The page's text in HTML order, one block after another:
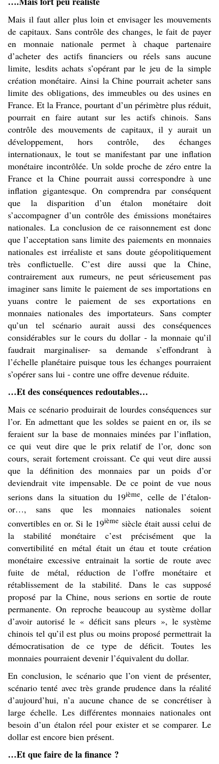
Mais il faut aller plus loin et envisager les mouvements
de capitaux. Sans contrôle des changes, le fait de payer
en monnaie nationale permet à chaque partenaire
d’acheter des actifs financiers ou réels sans aucune
limite, lesdits achats s’opérant par le jeu de la simple
création monétaire. Ainsi la Chine pourrait acheter sans
limite des obligations, des immeubles ou des usines en
France. Et la France, pourtant d’un périmètre plus réduit,
pourrait en faire autant sur les actifs chinois. Sans
contrôle des mouvements de capitaux, il y aurait un
développement, hors contrôle, des échanges
internationaux, le tout se manifestant par une inflation
monétaire incontrôlée. Un solde proche de zéro entre la
France et la Chine pourrait aussi correspondre à une
inflation gigantesque. On comprendra par conséquent
que la disparition d’un étalon monétaire doit
s’accompagner d’un contrôle des émissions monétaires
nationales. La conclusion de ce raisonnement est donc
que l’acceptation sans limite des paiements en monnaies
nationales est irréaliste et sans doute géopolitiquement
très conflictuelle. C’est dire aussi que la Chine,
contrairement aux rumeurs, ne peut sérieusement pas
imaginer sans limite le paiement de ses importations en
yuans contre le paiement de ses exportations en
monnaies nationales des importateurs. Sans compter
qu’un tel scénario aurait aussi des conséquences
considérables sur le cours du dollar - la monnaie qu’il
faudrait marginaliser- sa demande s’effondrant à
l’échelle planétaire puisque tous les échanges pourraient
s’opérer sans lui - contre une offre devenue réduite.
…Et des conséquences redoutables…
Mais ce scénario produirait de lourdes conséquences sur
l’or. En admettant que les soldes se paient en or, ils se
feraient sur la base de monnaies minées par l’inflation,
ce qui veut dire que le prix relatif de l’or, donc son
cours, serait fortement croissant. Ce qui veut dire aussi
que la définition des monnaies par un poids d’or
deviendrait vite impensable. De ce point de vue nous
serions dans la situation du 19ième, celle de l’étalon-
or…, sans que les monnaies nationales soient
convertibles en or. Si le 19ième siècle était aussi celui de
la stabilité monétaire c’est précisément que la
convertibilité en métal était un étau et toute création
monétaire excessive entrainait la sortie de route avec
fuite de métal, réduction de l’offre monétaire et
rétablissement de la stabilité. Dans le cas supposé
proposé par la Chine, nous serions en sortie de route
permanente. On reproche beaucoup au système dollar
d’avoir autorisé le « déficit sans pleurs », le système
chinois tel qu’il est plus ou moins proposé permettrait la
démocratisation de ce type de déficit. Toutes les
monnaies pourraient devenir l’équivalent du dollar.
En conclusion, le scénario que l’on vient de présenter,
scénario tenté avec très grande prudence dans la réalité
d’aujourd’hui, n’a aucune chance de se concrétiser à
large échelle. Les différentes monnaies nationales ont
besoin d’un étalon réel pour exister et se comparer. Le
dollar est encore bien présent.
…Et que faire de la finance ?